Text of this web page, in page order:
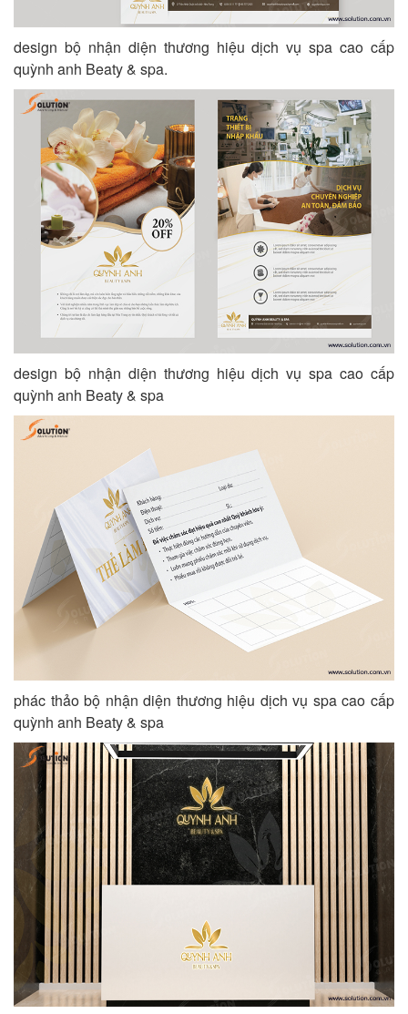
design bộ nhận diện thương hiệu dịch vụ spa cao cấp
quỳnh anh Beaty & spa.
design bộ nhận diện thương hiệu dịch vụ spa cao cấp
quỳnh anh Beaty & spa
phác thảo bộ nhận diện thương hiệu dịch vụ spa cao cấp
quỳnh anh Beaty & spa